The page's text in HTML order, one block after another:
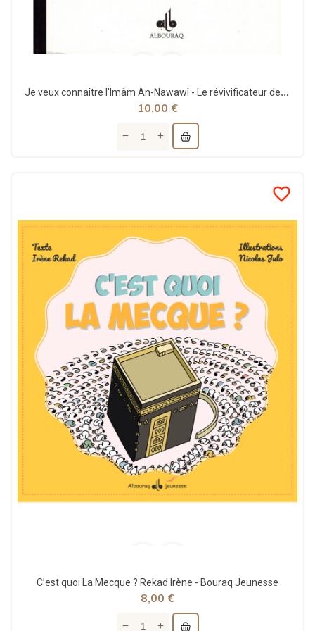
Je veux connaître l'Imâm An-Nawawî - Le révivificateur de la Religion - Abû Zakariyyâ Al-Hussaynî
10,00 €
favorite_border
C’est quoi La Mecque ? Rekad Irène - Bouraq Jeunesse
8,00 €